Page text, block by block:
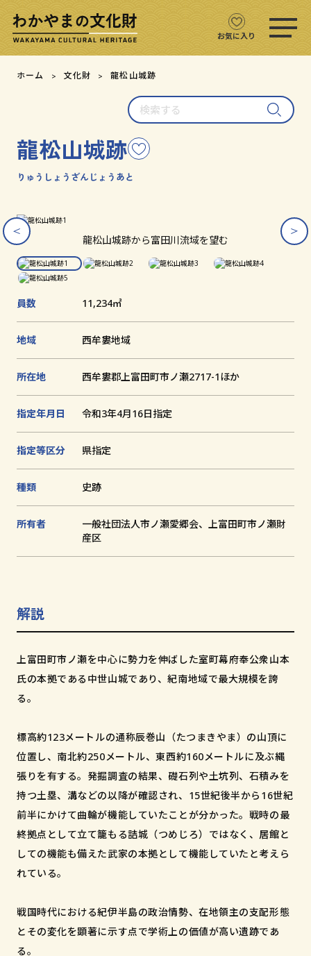
お気に入り
ー
開
文化財をさがす
文化財マップ
テーマからさがす
文化財をめぐる
用語集
文化財とは
文化財に関する資料
サイトの利用方法
プライバシーポリシー
〒640-8585
和歌山市小松原通一丁目1番地
ホーム 文化財 龍松山城跡
検
索
龍松山城跡こ
の
文
お
気
に
追
加
りゅうしょうざんじょうあと
龍松山城跡から富田川流域を望む
ス
ラ
イ
ダ
ー
画
を
目
切
り
え
る
ス
ラ
イ
ダ
ー
画
を
目
切
り
え
る
ス
ラ
イ
ダ
ー
画
を
目
切
り
え
る
ス
ラ
イ
ダ
ー
画
を
目
切
り
え
る
ス
ラ
イ
ダ
ー
画
を
目
切
り
え
る
員数 11,234㎡
地域 西牟婁地域
所在地 西牟婁郡上富田町市ノ瀬2717-1ほか
指定年月日 令和3年4月16日指定
指定等区分 県指定
種類 史跡
所有者
一般社団法人市ノ瀬愛郷会、上富田町市ノ瀬財
産区
解説
上富田町市ノ瀬を中心に勢力を伸ばした室町幕府奉公衆山本
氏の本拠である中世山城であり、紀南地域で最大規模を誇
る。
標高約123メートルの通称辰巻山（たつまきやま）の山頂に
位置し、南北約250メートル、東西約160メートルに及ぶ縄
張りを有する。発掘調査の結果、礎石列や土坑列、石積みを
持つ土塁、溝などの以降が確認され、15世紀後半から16世紀
前半にかけて曲輪が機能していたことが分かった。戦時の最
終拠点として立て籠もる詰城（つめじろ）ではなく、居館と
しての機能も備えた武家の本拠として機能していたと考えら
れている。
戦国時代における紀伊半島の政治情勢、在地領主の支配形態
とその変化を顕著に示す点で学術上の価値が高い遺跡であ
る。